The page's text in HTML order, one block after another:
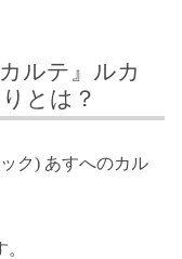
ルテ』ルカ
とは？
ク) あすへのカル